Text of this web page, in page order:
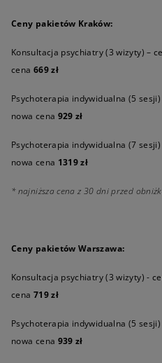
Ceny pakietów Kraków:
Konsultacja psychiatry (3 wizyty) –
cena 669 zł
Psychoterapia indywidualna (5
nowa cena 929 zł
Psychoterapia indywidualna (7
nowa cena 1319 zł
* najniższa cena z 30 dni przed
Ceny pakietów Warszawa:
Konsultacja psychiatry (3 wizyty) -
cena 719 zł
Psychoterapia indywidualna (5
nowa cena 939 zł